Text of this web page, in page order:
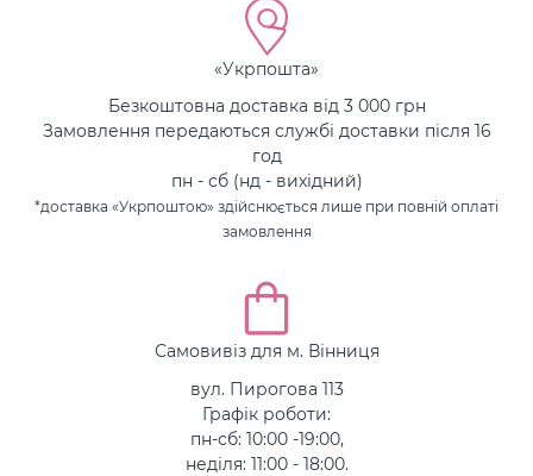
«Укрпошта»
Безкоштовна доставка від 3 000 грн
Замовлення передаються службі доставки після 16
год
пн - сб (нд - вихідний)
*доставка «Укрпоштою» здійснюється лише при повній оплаті
замовлення
Самовивіз для м. Вінниця
вул. Пирогова 113
Графік роботи:
пн-сб: 10:00 -19:00,
неділя: 11:00 - 18:00.